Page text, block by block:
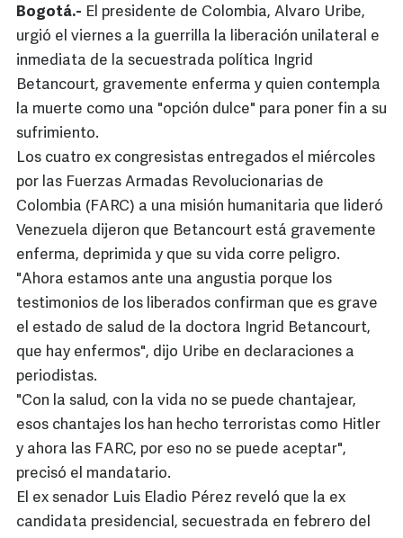
Bogotá.- El presidente de Colombia, Alvaro Uribe,
urgió el viernes a la guerrilla la liberación unilateral e
inmediata de la secuestrada política Ingrid
Betancourt, gravemente enferma y quien contempla
la muerte como una "opción dulce" para poner fin a su
sufrimiento.
Los cuatro ex congresistas entregados el miércoles
por las Fuerzas Armadas Revolucionarias de
Colombia (FARC) a una misión humanitaria que lideró
Venezuela dijeron que Betancourt está gravemente
enferma, deprimida y que su vida corre peligro.
"Ahora estamos ante una angustia porque los
testimonios de los liberados confirman que es grave
el estado de salud de la doctora Ingrid Betancourt,
que hay enfermos", dijo Uribe en declaraciones a
periodistas.
"Con la salud, con la vida no se puede chantajear,
esos chantajes los han hecho terroristas como Hitler
y ahora las FARC, por eso no se puede aceptar",
precisó el mandatario.
El ex senador Luis Eladio Pérez reveló que la ex
candidata presidencial, secuestrada en febrero del